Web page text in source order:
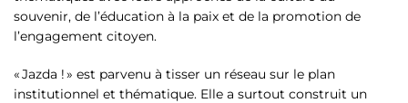
souvenir, de l’éducation à la paix et de la promotion de
l’engagement citoyen.
« Jazda ! » est parvenu à tisser un réseau sur le plan
institutionnel et thématique. Elle a surtout construit un